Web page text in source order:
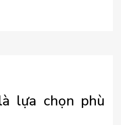
lựa chọn phù